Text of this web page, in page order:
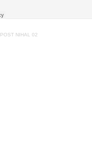
POST NIHAL 02